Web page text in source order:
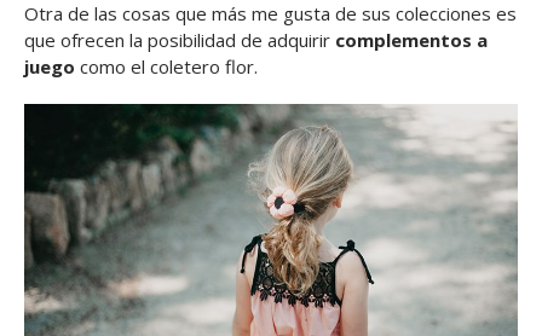
Otra de las cosas que más me gusta de sus colecciones es
que ofrecen la posibilidad de adquirir complementos a
juego como el coletero flor.